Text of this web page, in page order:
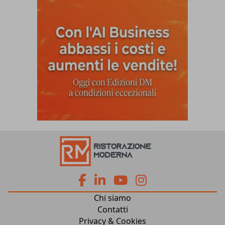
fa
fa-
fa
fa-
fab
fa-
fab
Chi siamo
Contatti
Privacy & Cookies